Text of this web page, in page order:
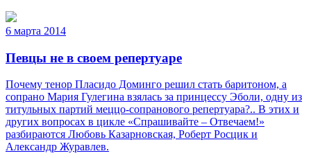
6 марта 2014
Певцы не в своем репертуаре
Почему тенор Пласидо Доминго решил стать баритоном, а
сопрано Мария Гулегина взялась за принцессу Эболи, одну из
титульных партий меццо-сопранового репертуара?.. В этих и
других вопросах в цикле «Спрашивайте – Отвечаем!»
разбираются Любовь Казарновская, Роберт Росцик и
Александр Журавлев.